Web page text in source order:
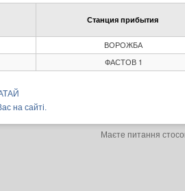
Станция прибытия
ВОРОЖБА
ФАСТОВ 1
на сайті.
Маєте питання